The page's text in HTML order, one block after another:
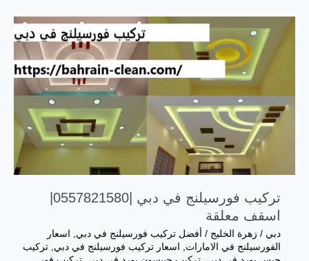
تركيب فورسيلنج في دبي |0557821580|
اسقف معلقة
دبي / زهرة الخليج / أفضل تركيب فورسيلنج في دبي,
اسعار
الفورسيلنج في الامارات, اسعار تركيب فورسيلنج في دبي, تركيب